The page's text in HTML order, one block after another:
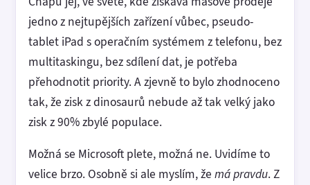
jedno z nejtupějších zařízení vůbec, pseudo-
tablet iPad s operačním systémem z telefonu, bez
multitaskingu, bez sdílení dat, je potřeba
přehodnotit priority. A zjevně to bylo zhodnoceno
tak, že zisk z dinosaurů nebude až tak velký jako
zisk z 90% zbylé populace.
Možná se Microsoft plete, možná ne. Uvidíme to
velice brzo. Osobně si ale myslím, že má pravdu. Z